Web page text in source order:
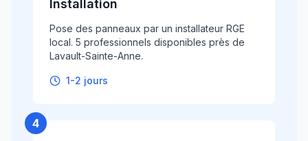
Installation
Pose des panneaux par un installateur RGE
local. 5 professionnels disponibles près de
Lavault-Sainte-Anne.
1-2 jours
4